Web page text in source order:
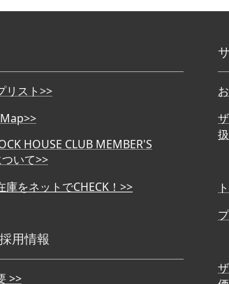
リスト>>
HOUSE CLUB MEMBER'S
ついて>>
庫をネットでCHECK！>>
用情報
>>